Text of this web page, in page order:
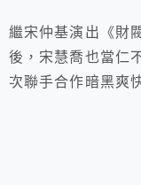
繼宋仲基演出《財
後，宋慧喬也當仁
次聯手合作暗黑爽